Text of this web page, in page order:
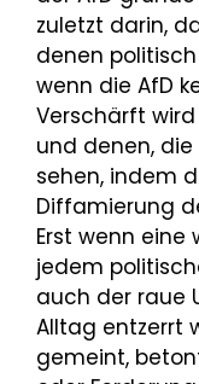
zuletzt darin,
denen
wenn die AfD
Verschärft
und denen,
sehen, indem
Diffamierung
Erst wenn
jedem
auch der raue
Alltag entzerrt
gemeint,